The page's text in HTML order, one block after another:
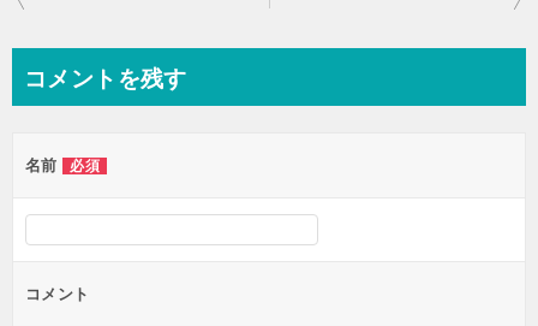
ビ
ー
シ
ン
コメントを残す
名前 必須
コメント